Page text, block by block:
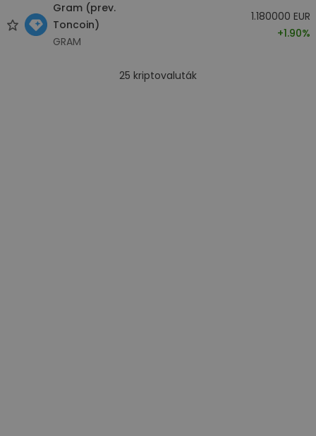
Gram (prev.
Toncoin)
GRAM
1.180000 EUR
+1.90%
25 kriptovaluták